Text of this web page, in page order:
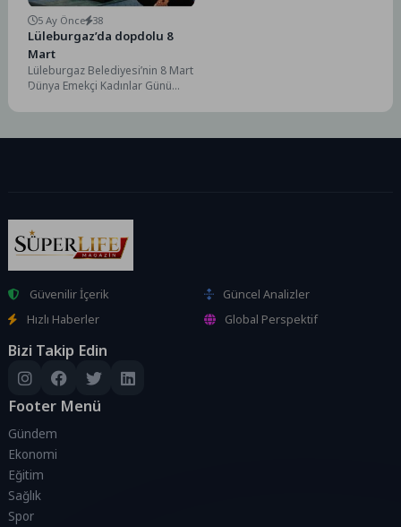
5 Ay Önce 38
Lüleburgaz’da dopdolu 8
Mart
Lüleburgaz Belediyesi’nin 8 Mart
Dünya Emekçi Kadınlar Günü
‘Sokaklar Kadınların’
Güvenilir İçerik
Güncel Analizler
Hızlı Haberler
Global Perspektif
Bizi Takip Edin
Footer Menü
Gündem
Ekonomi
Eğitim
Sağlık
Spor